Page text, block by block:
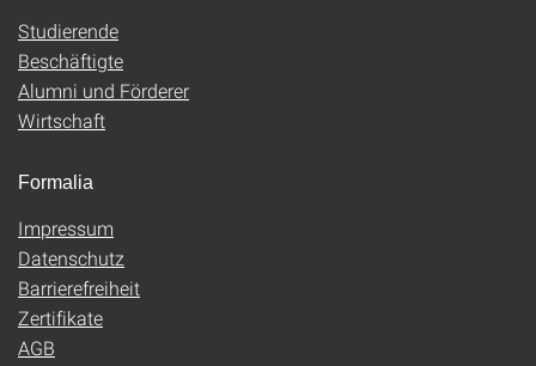
Studierende
Beschäftigte
Alumni und Förderer
Wirtschaft
Formalia
Impressum
Datenschutz
Barrierefreiheit
Zertifikate
AGB